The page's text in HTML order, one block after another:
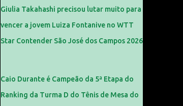
Giulia Takahashi precisou lutar muito para
vencer a jovem Luiza Fontanive no WTT
Star Contender São José dos Campos 2026
Caio Durante é Campeão da 5ª Etapa do
Ranking da Turma D do Tênis de Mesa do